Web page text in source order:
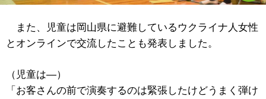
また、児童は岡山県に避難しているウクライナ人女性
とオンラインで交流したことも発表しました。
（児童は―）
「お客さんの前で演奏するのは緊張したけどうまく弾け